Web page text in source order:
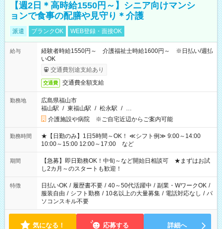
【週2日＊高時給1550円～】シニア向けマンシ
ョンで食事の配膳や見守り＊介護
派遣 ブランクOK WEB登録・面接OK
給与
経験者時給1550円～ 介護福祉士時給1600円～ ※日払い/週払
いOK
交通費別途支給あり
交通費 交通費全額支給
勤務地
広島県福山市
福山駅 / 東福山駅 / 松永駅 / …
介護施設や病院 ※ご自宅近辺からご案内可能
勤務時間
★【日勤のみ】1日5時間～OK！ ≪シフト例≫ 9:00～14:00
10:00～15:00 12:00～17:00 など
期間
【急募】即日勤務OK！中旬～など開始日相談可 ★まずはお試
し2カ月～のスタートも歓迎！
特徴 日払いOK / 履歴書不要 / 40～50代活躍中 / 副業・WワークOK /
服装自由 / シフト勤務 / 10名以上の大量募集 / 電話対応なし / パ
ソコンスキル不要
気になる！ 応募する 詳細へ